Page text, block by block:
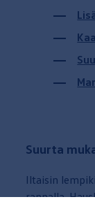
Suurta
Iltaisin
rannalla.